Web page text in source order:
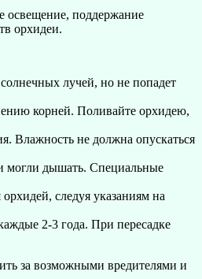
освещение, поддержание
орхидеи.
лучей, но не попадет
корней. Поливайте орхидею,
Влажность не должна опускаться
могли дышать. Специальные
следуя указаниям на
2-3 года. При пересадке
за возможными вредителями и